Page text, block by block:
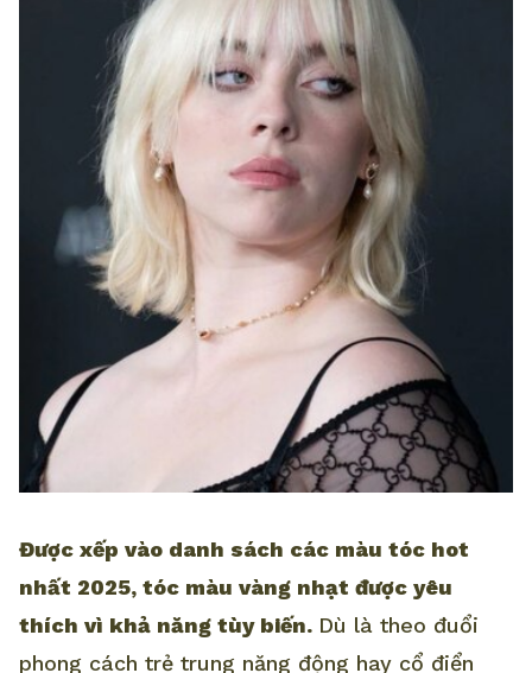
Được xếp vào danh sách các màu tóc hot
nhất 2025, tóc màu vàng nhạt được yêu
thích vì khả năng tùy biến. Dù là theo đuổi
phong cách trẻ trung năng động hay cổ điển